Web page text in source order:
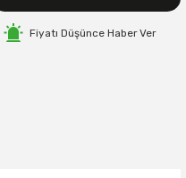
Fiyatı Düşünce Haber Ver